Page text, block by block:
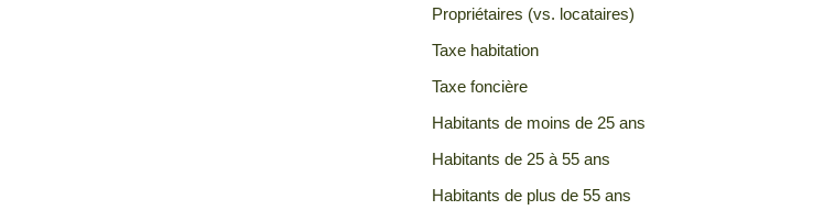
Propriétaires (vs. locataires)
Taxe habitation
Taxe foncière
Habitants de moins de 25 ans
Habitants de 25 à 55 ans
Habitants de plus de 55 ans